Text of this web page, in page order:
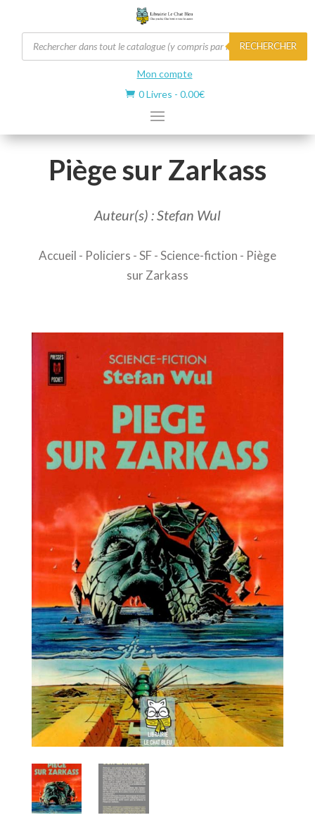
Recherche
de
produits
RECHERCHER
Mon compte
 0 Livres - 0.00€
Piège sur Zarkass
Auteur(s) : Stefan Wul
Accueil - Policiers - SF-Science-fiction - Piège
sur Zarkass